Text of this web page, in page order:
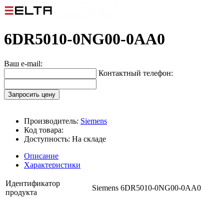
6DR5010-0NG00-0AA0
Ваш e-mail:
Контактный телефон:
Запросить цену
Производитель: Siemens
Код товара:
Доступность: На складе
Описание
Характеристики
Идентификатор
продукта
Siemens 6DR5010-0NG00-0AA0